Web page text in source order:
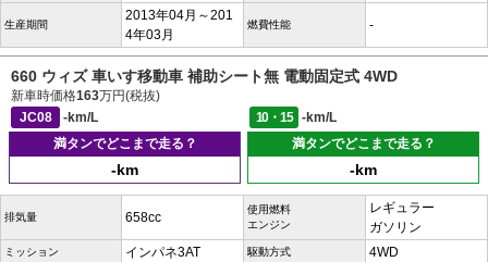
生産期間
2013年04月～201
4年03月
燃費性能 -
660 ウィズ 車いす移動車 補助シート無 電動固定式 4WD
新車時価格163万円(税抜)
JC08
-km/L 10・15
-km/L
満タンでどこまで走る？
-km
満タンでどこまで走る？
-km
排気量 658cc
使用燃料
エンジン
レギュラー
ガソリン
ミッション インパネ3AT 駆動方式 4WD